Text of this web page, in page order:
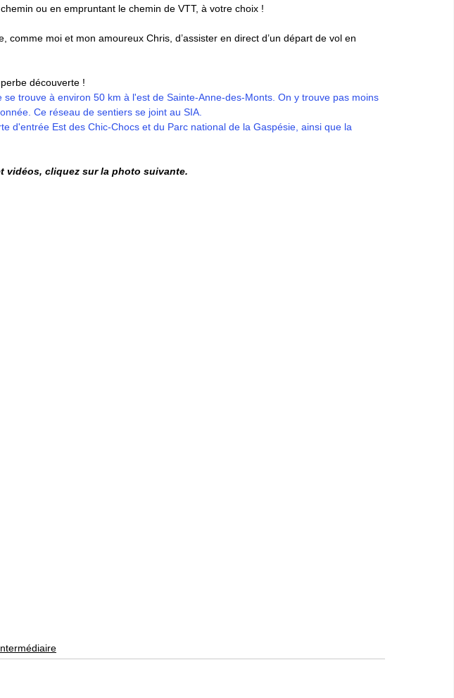
ou en empruntant le chemin de VTT, à votre choix !
comme moi et mon amoureux Chris, d’assister en direct d’un départ de vol en
découverte !
se trouve à environ 50 km à l'est de Sainte-Anne-des-Monts. On y trouve pas moins
Ce réseau de sentiers se joint au SIA.
d'entrée Est des Chic-Chocs et du Parc national de la Gaspésie, ainsi que la
vidéos, cliquez sur la photo suivante.